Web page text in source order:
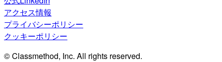
アクセス情報
プライバシーポリシー
クッキーポリシー
© Classmethod, Inc. All rights reserved.